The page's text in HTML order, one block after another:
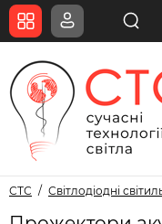
СТС Світлодіодні